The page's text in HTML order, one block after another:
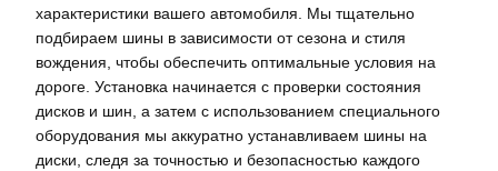
характеристики вашего автомобиля. Мы тщательно
подбираем шины в зависимости от сезона и стиля
вождения, чтобы обеспечить оптимальные условия на
дороге. Установка начинается с проверки состояния
дисков и шин, а затем с использованием специального
оборудования мы аккуратно устанавливаем шины на
диски, следя за точностью и безопасностью каждого